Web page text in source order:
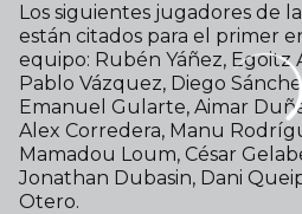
Los siguientes jugadores de
están citados para el primer
equipo: Rubén Yáñez, Egoitz
Pablo Vázquez, Diego
Emanuel Gularte, Aimar
Alex Corredera, Manu
Mamadou Loum, César
Jonathan Dubasin, Dani
Otero.